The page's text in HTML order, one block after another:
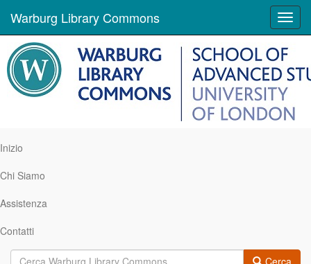
Warburg Library Commons
Inizio
Chi Siamo
Assistenza
Contatti
Cerca